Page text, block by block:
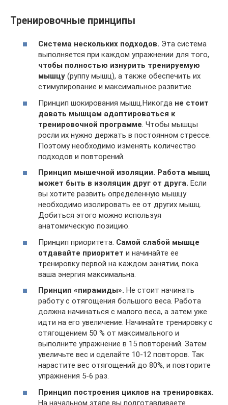
Тренировочные принципы
Система нескольких подходов. Эта система
выполняется при каждом упражнении для того,
чтобы полностью изнурить тренируемую
мышцу (руппу мышц), а также обеспечить их
стимулирование и максимальное развитие.
Принцип шокирования мышц.Никогда не стоит
давать мышцам адаптироваться к
тренировочной программе. Чтобы мышцы
росли их нужно держать в постоянном стрессе.
Поэтому необходимо изменять количество
подходов и повторений.
Принцип мышечной изоляции. Работа мышц
может быть в изоляции друг от друга. Если
вы хотите развить определенную мышцу
необходимо изолировать ее от других мышц.
Добиться этого можно используя
анатомическую позицию.
Принцип приоритета. Самой слабой мышце
отдавайте приоритет и начинайте ее
тренировку первой на каждом занятии, пока
ваша энергия максимальна.
Принцип «пирамиды». Не стоит начинать
работу с отягощения большого веса. Работа
должна начинаться с малого веса, а затем уже
идти на его увеличение. Начинайте тренировку с
отягощением 50 % от максимального и
выполните упражнение в 15 повторений. Затем
увеличьте вес и сделайте 10-12 повторов. Так
нарастите вес отягощений до 80%, и повторите
упражнения 5-6 раз.
Принцип построения циклов на тренировках.
На начальном этапе вы подготавливаете